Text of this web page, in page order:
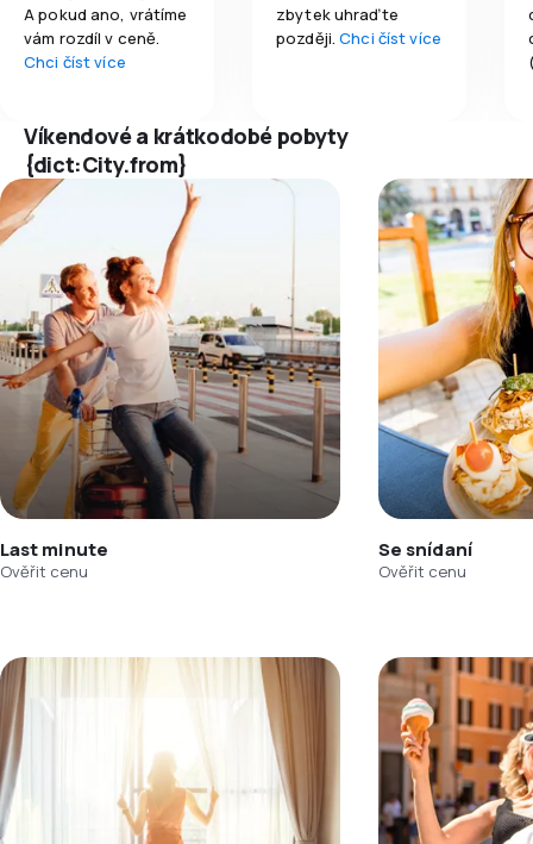
A pokud ano, vrátíme
vám rozdíl v ceně.
Chci číst více
zbytek uhraďte
později.Chci číst více
Víkendové a krátkodobé pobyty
{dict:City.from}
Last minute
Ověřit cenu
Se snídaní
Ověřit cenu